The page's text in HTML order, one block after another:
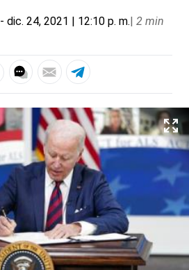
- dic. 24, 2021 | 12:10 p. m.| 2 min